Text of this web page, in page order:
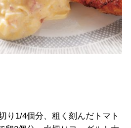
り1/4個分、粗く刻んだトマト